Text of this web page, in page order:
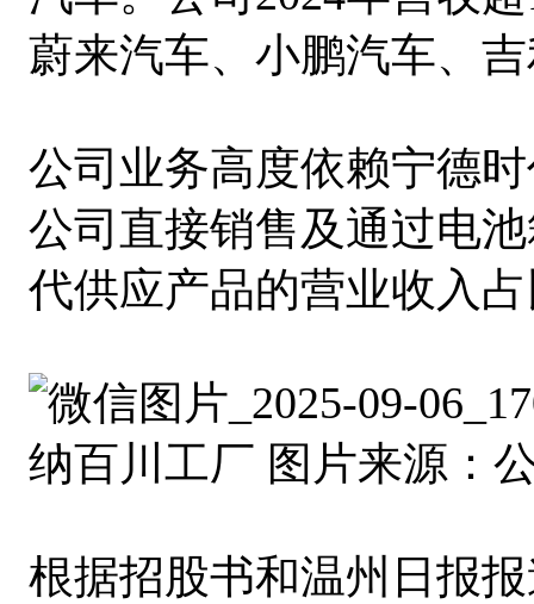
蔚来汽车、小鹏汽车、
公司业务高度依赖宁德
公司直接销售及通过电
代供应产品的营业收入
纳百川工厂 图片来源：
根据招股书和温州日报